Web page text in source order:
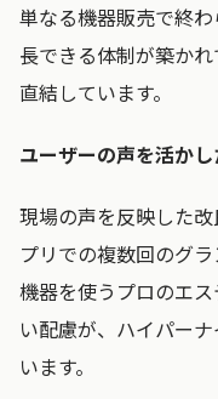
単なる機器販売で終
長できる体制が築か
直結しています。
ユーザーの声を活か
現場の声を反映した
プリでの複数回のグ
機器を使うプロのエ
い配慮が、ハイパー
います。